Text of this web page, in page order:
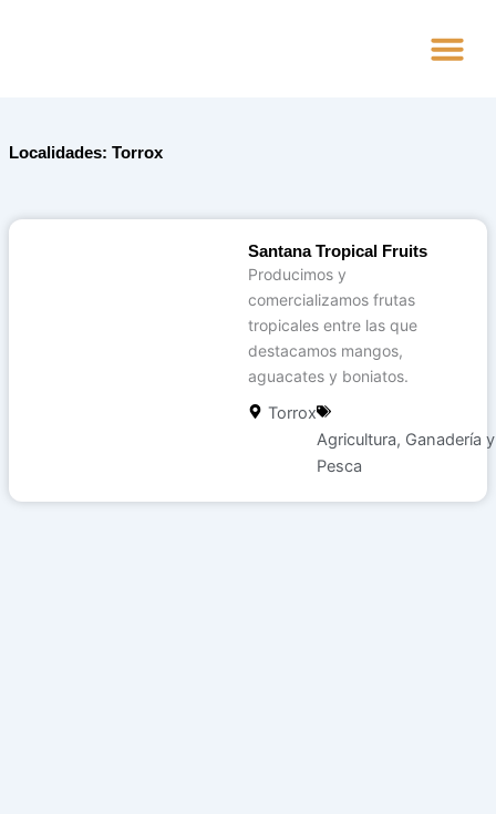
Localidades: Torrox
Santana Tropical Fruits
Producimos y
comercializamos frutas
tropicales entre las que
destacamos mangos,
aguacates y boniatos.
Torrox
Agricultura, Ganadería y
Pesca